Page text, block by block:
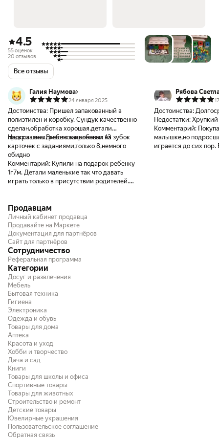
4.5
55 оценок
20 отзывов
Все отзывы
Галия Наумова
24 января 2025
Достоинства: Пришел запакованный в
полиэтилен и коробку. Сундук качественно
сделан,обработка хорошая,детали
прокрашены, ребенок пробовал на зубок
Недостатки: Вместо заявленных 13
карточек с заданиями,только 8,немного
обидно
Комментарий: Купили на подарок ребенку
1г7м. Детали маленькие так что давать
играть только в присутствии родителей.
цвету,формам деталей,ящички для
деталей разных цветов,а с другой стороны
формы,так же есть отверстия как в
копилке.
Рябова
Достоинства:
Недостатки: Хрупкий
Комментарий:
малышке,но
играется до сих пор.
Продавцам
Личный кабинет продавца
Продавайте на Маркете
Документация для партнёров
Сайт для партнёров
Сотрудничество
Реферальная программа
Категории
Досуг и развлечения
Мебель
Бытовая техника
Гигиена
Электроника
Одежда и обувь
Товары для дома
Аптека
Красота и уход
Хобби и творчество
Дача и сад
Книги
Товары для школы и офиса
Спортивные товары
Товары для животных
Строительство и ремонт
Детские товары
Ювелирные украшения
Пользовательское соглашение
Обратная связь